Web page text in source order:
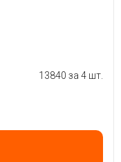
13840 за 4 шт.